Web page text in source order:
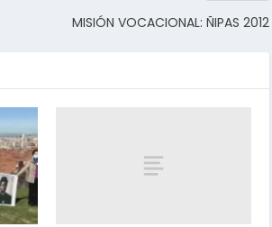
MISIÓN VOCACIONAL: ÑIPAS 2012